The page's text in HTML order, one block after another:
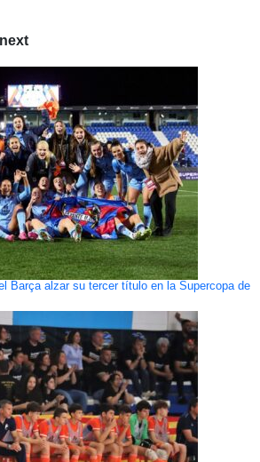
Barça alzar su tercer título en la Supercopa de